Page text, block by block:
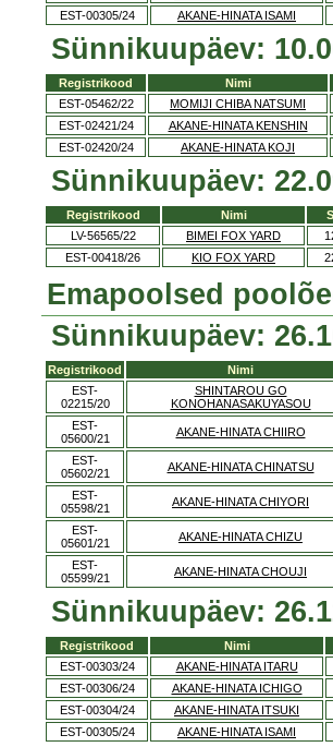
EST-00305/24
AKANE-HINATA ISAMI
Sünnikuupäev:
Registrikood Nimi
EST-05462/22
MOMIJI CHIBA NATSUMI
EST-02421/24
AKANE-HINATA KENSHIN
EST-02420/24
AKANE-HINATA KOJI
Sünnikuupäev:
Registrikood Nimi
LV-56565/22
BIMEI FOX YARD
EST-00418/26
KIO FOX YARD
Emapoolsed
Sünnikuupäev:
Registrikood Nimi
EST-
02215/20
SHINTAROU GO
KONOHANASAKUYASOU
EST-
05600/21
AKANE-HINATA CHIIRO
EST-
05602/21
AKANE-HINATA CHINATSU
EST-
05598/21
AKANE-HINATA CHIYORI
EST-
05601/21
AKANE-HINATA CHIZU
EST-
05599/21
AKANE-HINATA CHOUJI
Sünnikuupäev:
Registrikood Nimi
EST-00303/24
AKANE-HINATA ITARU
EST-00306/24
AKANE-HINATA ICHIGO
EST-00304/24
AKANE-HINATA ITSUKI
EST-00305/24
AKANE-HINATA ISAMI